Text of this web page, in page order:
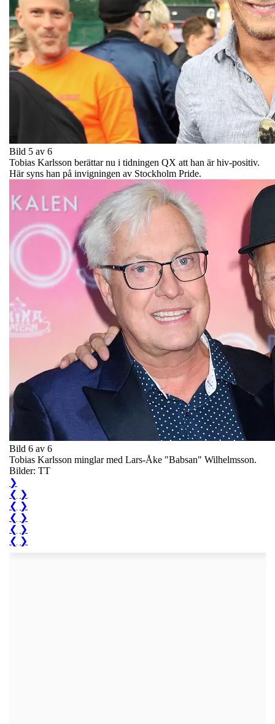
Bild 5 av 6
Tobias Karlsson berättar nu i tidningen QX att han är hiv-positiv.
Här syns han på invigningen av Stockholm Pride.
Bild 6 av 6
Tobias Karlsson minglar med Lars-Åke "Babsan" Wilhelmsson.
Bilder: TT
❯
❮ ❯
❮ ❯
❮ ❯
❮ ❯
❮ ❯